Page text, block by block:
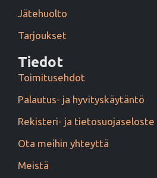
Jätehuolto
Tarjoukset
Tiedot
Toimitusehdot
Palautus- ja hyvityskäytäntö
Rekisteri- ja tietosuojaseloste
Ota meihin yhteyttä
Meistä